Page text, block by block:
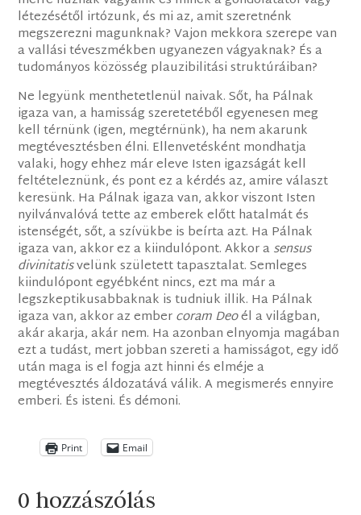
létezésétől irtózunk, és mi az, amit szeretnénk
megszerezni magunknak? Vajon mekkora szerepe van
a vallási téveszmékben ugyanezen vágyaknak? És a
tudományos közösség plauzibilitási struktúráiban?
Ne legyünk menthetetlenül naivak. Sőt, ha Pálnak
igaza van, a hamisság szeretetéből egyenesen meg
kell térnünk (igen, megtérnünk), ha nem akarunk
megtévesztésben élni. Ellenvetésként mondhatja
valaki, hogy ehhez már eleve Isten igazságát kell
feltételeznünk, és pont ez a kérdés az, amire választ
keresünk. Ha Pálnak igaza van, akkor viszont Isten
nyilvánvalóvá tette az emberek előtt hatalmát és
istenségét, sőt, a szívükbe is beírta azt. Ha Pálnak
igaza van, akkor ez a kiindulópont. Akkor asensus
divinitatisvelünk született tapasztalat. Semleges
kiindulópont egyébként nincs, ezt ma már a
legszkeptikusabbaknak is tudniuk illik. Ha Pálnak
igaza van, akkor az embercoram Deoél a világban,
akár akarja, akár nem. Ha azonban elnyomja magában
ezt a tudást, mert jobban szereti a hamisságot, egy idő
után maga is el fogja azt hinni és elméje a
megtévesztés áldozatává válik. A megismerés ennyire
emberi. És isteni. És démoni.
Print Email
0 hozzászólás